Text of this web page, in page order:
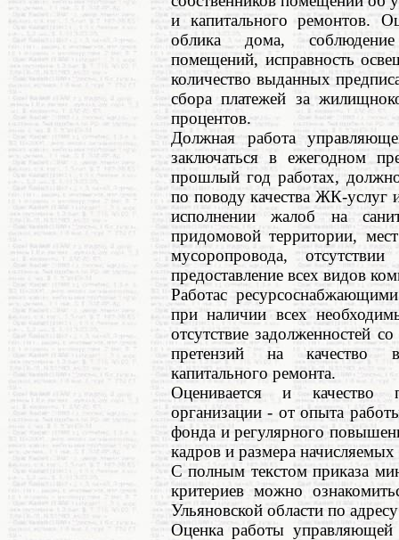
и капитального ремонтов.
облика дома, соблюдение
помещений, исправность
количество выданных
сбора платежей за
процентов.
Должная работа
заключаться в ежегодном
прошлый год работах,
по поводу качества ЖК-услуг
исполнении жалоб на
придомовой территории,
мусоропровода,
предоставление всех видов
Работас
при наличии всех
отсутствие задолженностей
претензий на качество
капитального ремонта.
Оценивается и качество
организации - от опыта
фонда и регулярного
кадров и размера
С полным текстом приказа
критериев можно
Ульяновской области по
Оценка работы управляющей